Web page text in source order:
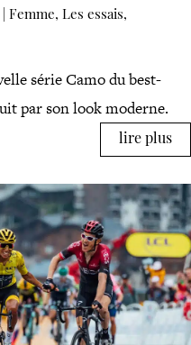
Femme, Les essais,
série Camo du best-
par son look moderne.
lire plus